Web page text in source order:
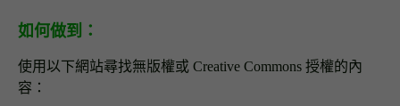
如何做到：
使用以下網站尋找無版權或 Creative Commons 授權的內
容：